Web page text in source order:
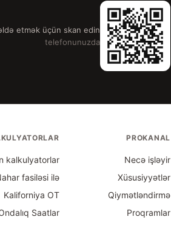
etmək üçün skan edin
telefonunuzda
PROKANAL
Necə işləyir
Xüsusiyyətlər
Qiymətləndirmə
Proqramlar
kalkulyatorlar
fasiləsi ilə
Kaliforniya OT
Saatlar